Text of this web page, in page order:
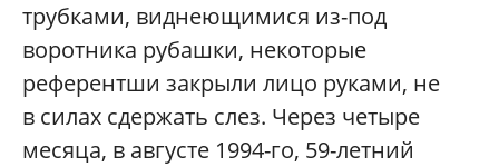
трубками, виднеющимися из-под
воротника рубашки, некоторые
референтши закрыли лицо руками, не
в силах сдержать слез. Через четыре
месяца, в августе 1994-го, 59-летний